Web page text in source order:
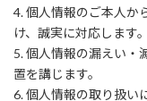
4. 個人情報のご本人か
け、誠実に対応します。
5. 個人情報の漏えい・
置を講じます。
6. 個人情報の取り扱い